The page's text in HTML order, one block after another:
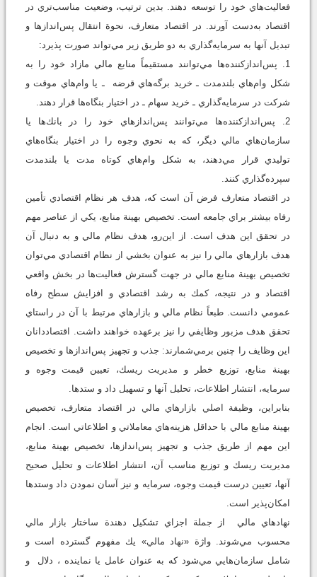
فعاليت‌هاي خود را توسعه دهند. بدين ترتيب، وضعيت مناسب‌تري در
اقتصاد به‌دست آورند. در اقتصاد متعارف، نحوة انتقال پس‌اندازها و
تبديل آنها به سرمايه‌گذاري به دو طريق زير مي‌تواند صورت پذيرد:
1. پس‌اندازكننده‌ها مي‌توانند مستقيماً منابع مالي مازاد خود را به
شكل وام‌هاي بلندمدت ـ خريد برگه‌هاي قرضه ـ يا وام‌هاي موقت و
شركت در سرمايه‌گذاري ـ خريد سهام ـ در اختيار بنگاه‌ها قرار دهند.
2. پس‌اندازكننده‌ها مي‌توانند پس‌اندازهاي خود را در بانك‌ها يا
سازمان‌هاي مالي ديگر، كه به نحوي وجوه را در اختيار بنگاه‌هاي
توليدي قرار مي‌دهند، به شكل وام‌هاي كوتاه مدت يا بلندمدت
سپرده‌گذاري كنند.
در اقتصاد متعارف فرض آن است كه،‌ هدف هر نظام اقتصادي تأمين
رفاه بيشتر براي جامعه است. تخصيص بهينة منابع، يكي از عناصر مهم
در تحقق اين هدف است. از اين‌رو، هدف نظام مالي و به دنبال آن
هدف بازارهاي مالي را نيز به عنوان بخشي از نظام اقتصادي مي‌توان
تخصيص بهينة منابع مالي در جهت گسترش فعاليت‌ها در بخش واقعي
اقتصاد و در نتيجه، كمك به رشد اقتصادي و افزايش سطح رفاه
عمومي دانست. طبعاً نظام مالي و بازارهاي مرتبط با آن در راستاي
تحقق هدف مزبور وظايفي را نيز برعهده خواهند داشت. اقتصاددانان
اين وظايف را چنين برمي‌شمارند: جذب و تجهيز پس‌اندازها و تخصيص
بهينة منابع، توزيع خطر و مديريت ريسك، تعيين قيمت وجوه و
سرمايه، انتشار اطلاعات، تحليل آنها و تسهيل داد و ستدها.
بنابراين، وظيفة اصلي بازارهاي مالي در اقتصاد متعارف، تخصيص
بهينة منابع مالي با حداقل هزينه‌هاي معاملاتي و اطلاعاتي است. انجام
اين مهم از طريق جذب و تجهيز پس‌اندازها، تخصيص بهينة منابع،
مديريت ريسك و توزيع مناسب آن، انتشار اطلاعات و تحليل صحيح
آنها، تعيين درست قيمت وجوه، سرمايه و نيز آسان نمودن داد وستدها
امكان‌پذير است.
نهادهاي مالي از جملة اجزاي تشكيل دهندة ساختار بازار مالي
محسوب مي‌شوند. واژة «نهاد مالي» يك مفهوم گسترده است و
شامل سازمان‌هايي مي‌شود كه به عنوان عامل يا نماينده ، دلال و